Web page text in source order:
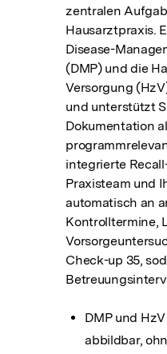
zentralen
Hausarztpraxis.
Disease-
(DMP) und die
Versorgung
und unterstützt
Dokumentation
integrierte
Praxisteam und
automatisch an
Kontrolltermine,
Check-up 35,
DMP und
abbildbar,